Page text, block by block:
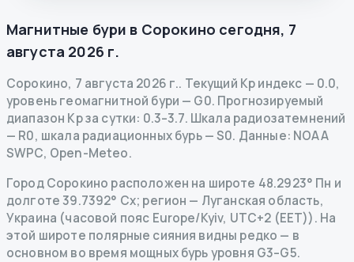
Магнитные бури в Сорокино сегодня, 7
августа 2026 г.
Сорокино, 7 августа 2026 г.. Текущий Kp индекс — 0.0,
уровень геомагнитной бури — G0. Прогнозируемый
диапазон Kp за сутки: 0.3–3.7. Шкала радиозатемнений
— R0, шкала радиационных бурь— S0. Данные: NOAA
SWPC, Open-Meteo.
Город Сорокино расположен на широте 48.2923° Пн и
долготе 39.7392° Сх; регион — Луганская область,
Украина (часовой пояс Europe/Kyiv, UTC+2 (EET)). На
этой широте полярные сияния видны редко — в
основном во время мощных бурь уровня G3–G5.